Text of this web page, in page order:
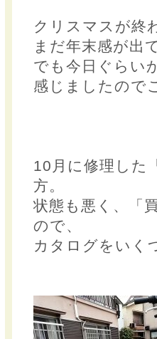
クリスマスが終
まだ年末感が出
でも今日ぐらい
感じましたので
10月に修理した
方。
状態も悪く、「
ので、
カタログをいく